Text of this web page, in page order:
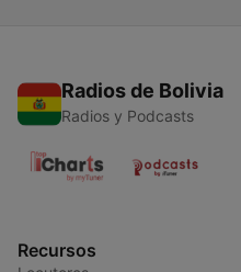
Radios de Bolivia
Radios y Podcasts
Recursos